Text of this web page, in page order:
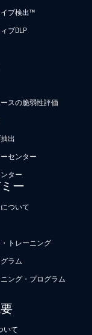
プ検出™
ブDLP
スの脆弱性評価
出
センター
ター
ー
ついて
トレーニング
ラム
ング・プログラム
いて